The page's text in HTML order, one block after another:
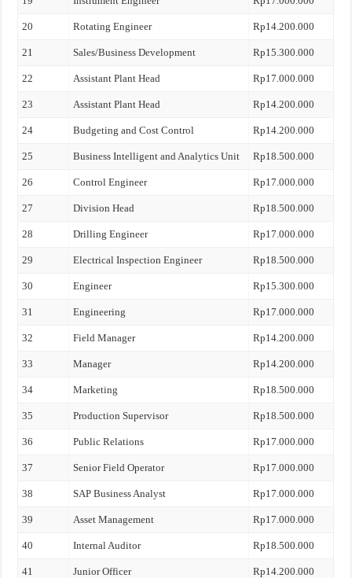
20 Rotating Engineer Rp14.200.000
21 Sales/Business Development Rp15.300.000
22 Assistant Plant Head Rp17.000.000
23 Assistant Plant Head Rp14.200.000
24 Budgeting and Cost Control Rp14.200.000
25 Business Intelligent and Analytics Unit Rp18.500.000
26 Control Engineer Rp17.000.000
27 Division Head Rp18.500.000
28 Drilling Engineer Rp17.000.000
29 Electrical Inspection Engineer Rp18.500.000
30 Engineer Rp15.300.000
31 Engineering Rp17.000.000
32 Field Manager Rp14.200.000
33 Manager Rp14.200.000
34 Marketing Rp18.500.000
35 Production Supervisor Rp18.500.000
36 Public Relations Rp17.000.000
37 Senior Field Operator Rp17.000.000
38 SAP Business Analyst Rp17.000.000
39 Asset Management Rp17.000.000
40 Internal Auditor Rp18.500.000
41 Junior Officer Rp14.200.000